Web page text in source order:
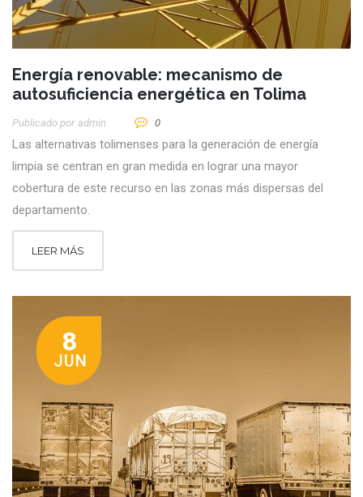
Energía renovable: mecanismo de
autosuficiencia energética en Tolima
Publicado por Admin 0
Las alternativas tolimenses para la generación de energía
limpia se centran en gran medida en lograr una mayor
cobertura de este recurso en las zonas más dispersas del
departamento.
LEER MÁS
8
JUN